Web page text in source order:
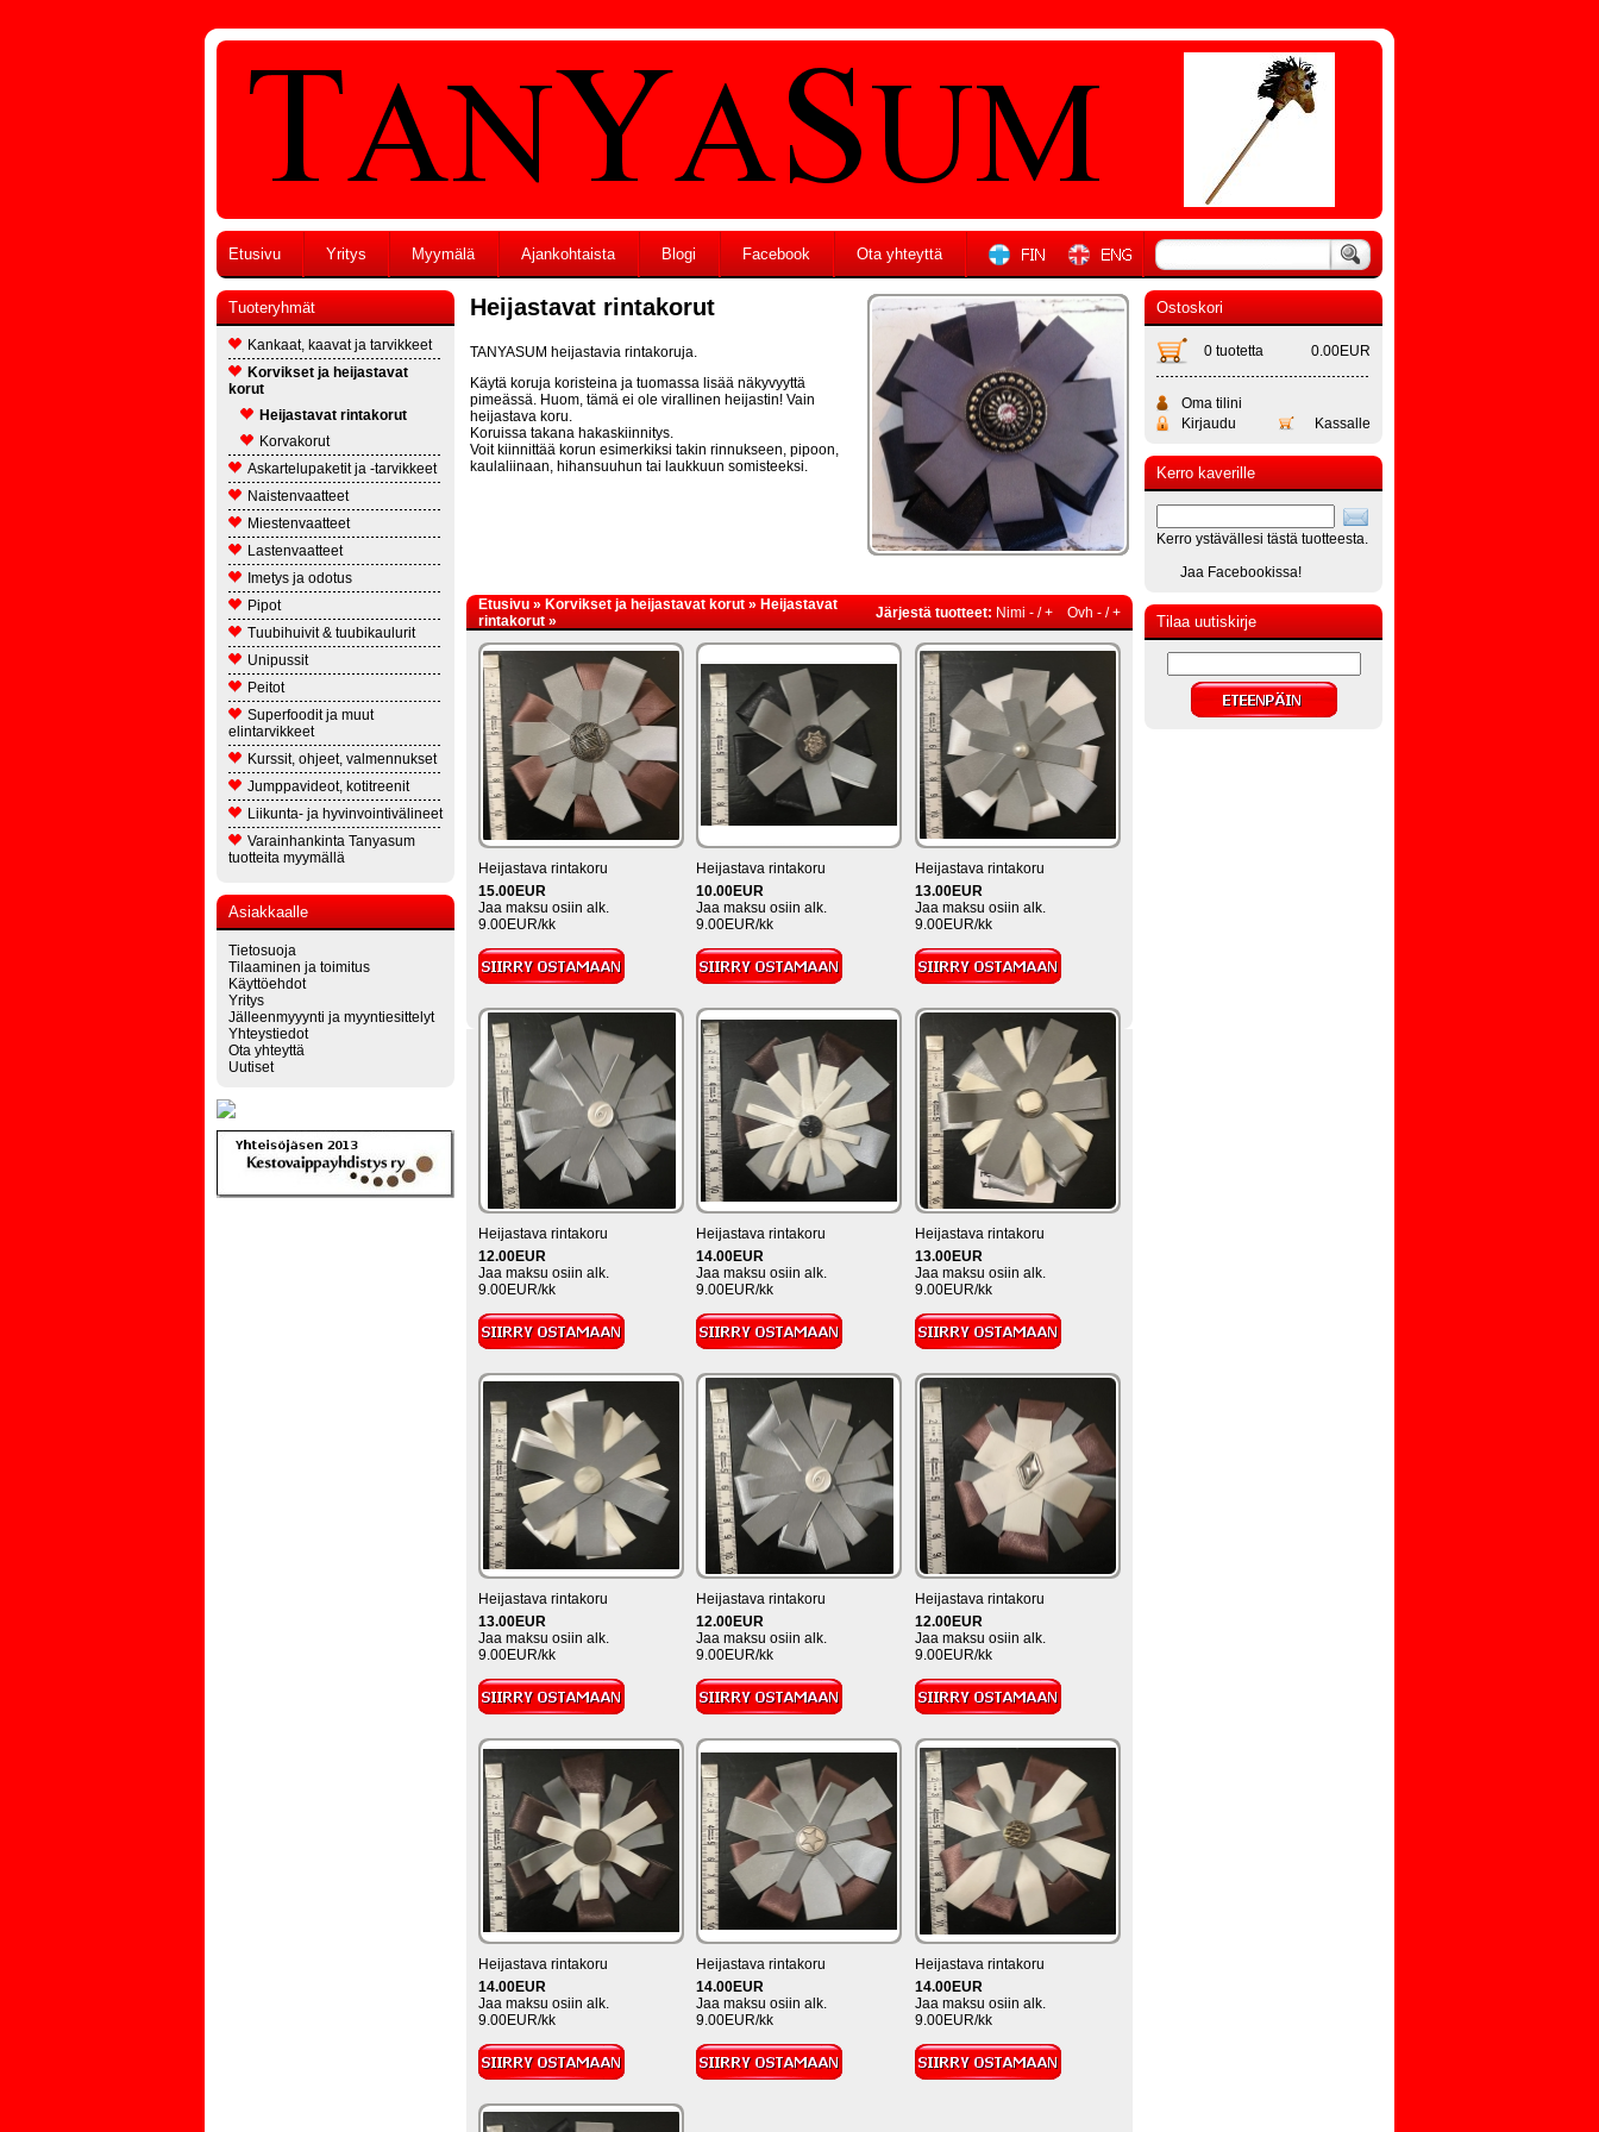
Etusivu Yritys Myymälä Ajankohtaista Blogi Facebook Ota yhteyttä
Tuoteryhmät
Kankaat, kaavat ja tarvikkeet
Korvikset ja heijastavat
korut
Heijastavat rintakorut
Korvakorut
Askartelupaketit ja -tarvikkeet
Naistenvaatteet
Miestenvaatteet
Lastenvaatteet
Imetys ja odotus
Pipot
Tuubihuivit & tuubikaulurit
Unipussit
Peitot
Superfoodit ja muut
elintarvikkeet
Kurssit, ohjeet, valmennukset
Jumppavideot, kotitreenit
Liikunta- ja hyvinvointivälineet
Varainhankinta Tanyasum
tuotteita myymällä
Asiakkaalle
Tietosuoja
Tilaaminen ja toimitus
Käyttöehdot
Yritys
Jälleenmyyynti ja myyntiesittelyt
Yhteystiedot
Ota yhteyttä
Uutiset
Heijastavat rintakorut
TANYASUM heijastavia rintakoruja.
Käytä koruja koristeina ja tuomassa lisää näkyvyyttä
pimeässä. Huom, tämä ei ole virallinen heijastin! Vain
heijastava koru.
Koruissa takana hakaskiinnitys.
Voit kiinnittää korun esimerkiksi takin rinnukseen, pipoon,
kaulaliinaan, hihansuuhun tai laukkuun somisteeksi.
Etusivu » Korvikset ja heijastavat korut » Heijastavat
rintakorut » Järjestä tuotteet: Nimi - /+ Ovh - /+
Heijastava rintakoru
15.00EUR
Jaa maksu osiin alk.
9.00EUR/kk
Heijastava rintakoru
10.00EUR
Jaa maksu osiin alk.
9.00EUR/kk
Heijastava rintakoru
13.00EUR
Jaa maksu osiin alk.
9.00EUR/kk
Heijastava rintakoru
12.00EUR
Jaa maksu osiin alk.
9.00EUR/kk
Heijastava rintakoru
14.00EUR
Jaa maksu osiin alk.
9.00EUR/kk
Heijastava rintakoru
13.00EUR
Jaa maksu osiin alk.
9.00EUR/kk
Heijastava rintakoru
13.00EUR
Jaa maksu osiin alk.
9.00EUR/kk
Heijastava rintakoru
12.00EUR
Jaa maksu osiin alk.
9.00EUR/kk
Heijastava rintakoru
12.00EUR
Jaa maksu osiin alk.
9.00EUR/kk
Heijastava rintakoru
14.00EUR
Jaa maksu osiin alk.
9.00EUR/kk
Heijastava rintakoru
14.00EUR
Jaa maksu osiin alk.
9.00EUR/kk
Heijastava rintakoru
14.00EUR
Jaa maksu osiin alk.
9.00EUR/kk
Ostoskori
0 tuotetta 0.00EUR
Oma tilini
Kirjaudu
Kassalle
Kerro kaverille
Kerro ystävällesi tästä tuotteesta.
Jaa Facebookissa!
Tilaa uutiskirje